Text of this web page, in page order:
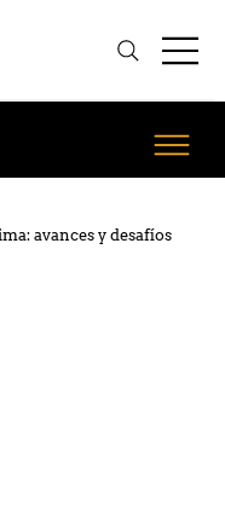
avances y desafíos